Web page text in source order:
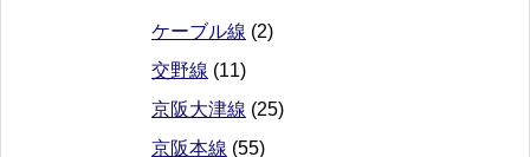
ケーブル線 (2)
交野線 (11)
京阪大津線 (25)
京阪本線 (55)